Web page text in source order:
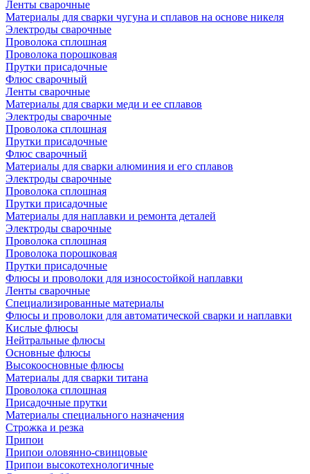
Ленты сварочные
Материалы для сварки чугуна и сплавов на основе никеля
Электроды сварочные
Проволока сплошная
Проволока порошковая
Прутки присадочные
Флюс сварочный
Ленты сварочные
Материалы для сварки меди и ее сплавов
Электроды сварочные
Проволока сплошная
Прутки присадочные
Флюс сварочный
Материалы для сварки алюминия и его сплавов
Электроды сварочные
Проволока сплошная
Прутки присадочные
Материалы для наплавки и ремонта деталей
Электроды сварочные
Проволока сплошная
Проволока порошковая
Прутки присадочные
Флюсы и проволоки для износостойкой наплавки
Ленты сварочные
Специализированные материалы
Флюсы и проволоки для автоматической сварки и наплавки
Кислые флюсы
Нейтральные флюсы
Основные флюсы
Высокоосновные флюсы
Материалы для сварки титана
Проволока сплошная
Присадочные прутки
Материалы специального назначения
Строжка и резка
Припои
Припои оловянно-свинцовые
Припои высокотехнологичные